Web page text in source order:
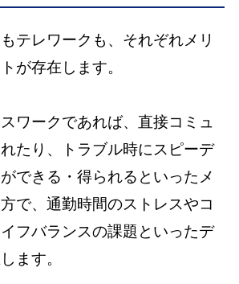
テレワークも、それぞれメリ
が存在します。
ワークであれば、直接コミュ
たり、トラブル時にスピーデ
できる・得られるといったメ
で、通勤時間のストレスやコ
フバランスの課題といったデ
ます。